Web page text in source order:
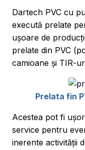
Dartech PVC cu
execută prelate
ușoare de
prelate din PVC
camioane și TIR-
Prelata fin
Acestea pot fi
service pentru
inerente activității